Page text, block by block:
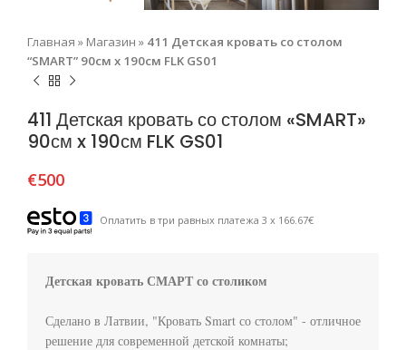
Главная » Магазин » 411 Детская кровать со столом
“SMART” 90см x 190см FLK GS01
411 Детская кровать со столом «SMART»
90см x 190см FLK GS01
€500
Оплатить в три равных платежа 3 x 166.67€
Детская кровать СМАРТ со столиком
Сделано в Латвии, "Кровать Smart со столом" - отличное
решение для современной детской комнаты;